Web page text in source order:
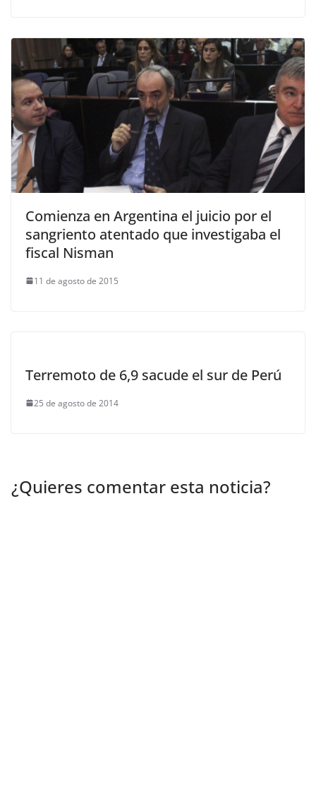
Comienza en Argentina el juicio por el
sangriento atentado que investigaba el
fiscal Nisman
11 de agosto de 2015
Terremoto de 6,9 sacude el sur de Perú
25 de agosto de 2014
¿Quieres comentar esta noticia?